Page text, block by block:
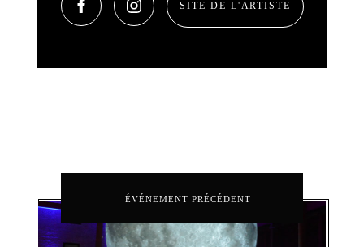
SITE DE L'ARTISTE
ÉVÉNEMENT PRÉCÉDENT